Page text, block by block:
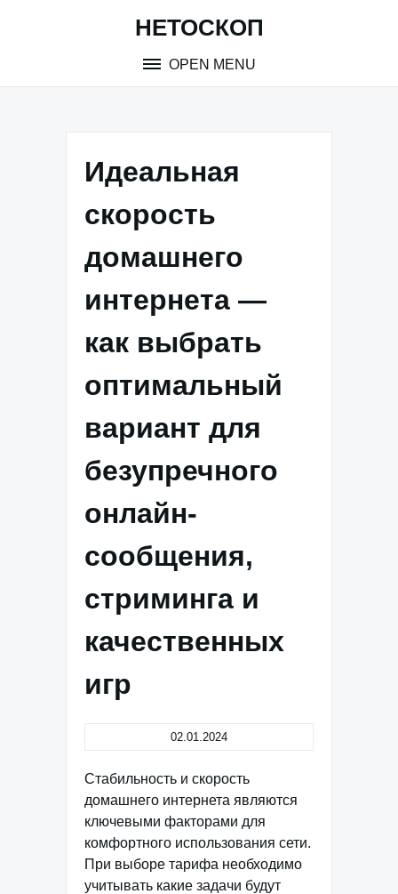
НЕТОСКОП
OPEN MENU
Идеальная
скорость
домашнего
интернета —
как выбрать
оптимальный
вариант для
безупречного
онлайн-
сообщения,
стриминга и
качественных
игр
02.01.2024
Стабильность и скорость
домашнего интернета являются
ключевыми факторами для
комфортного использования сети.
При выборе тарифа необходимо
учитывать какие задачи будут